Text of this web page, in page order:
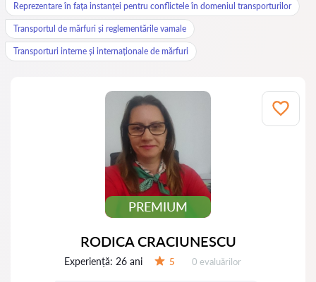
Reprezentare în fața instanței pentru conflictele în domeniul transporturilor
Transportul de mărfuri și reglementările vamale
Transporturi interne și internaționale de mărfuri
PREMIUM
RODICA CRACIUNESCU
Experiență: 26 ani 5 Evaluărilor:
0 evaluărilor